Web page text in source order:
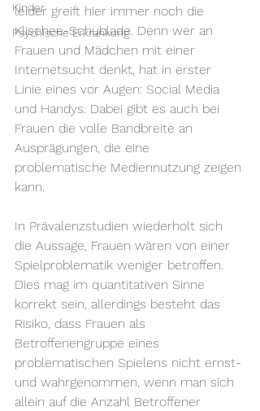
Kinder
Psychische Erkrankung
leider greift hier immer noch die
Klischee-Schublade. Denn wer an
Frauen und Mädchen mit einer
Internetsucht denkt, hat in erster
Linie eines vor Augen: Social Media
und Handys. Dabei gibt es auch bei
Frauen die volle Bandbreite an
Ausprägungen, die eine
problematische Mediennutzung zeigen
kann.
In Prävalenzstudien wiederholt sich
die Aussage, Frauen wären von einer
Spielproblematik weniger betroffen.
Dies mag im quantitativen Sinne
korrekt sein, allerdings besteht das
Risiko, dass Frauen als
Betroffenengruppe eines
problematischen Spielens nicht ernst-
und wahrgenommen, wenn man sich
allein auf die Anzahl Betroffener